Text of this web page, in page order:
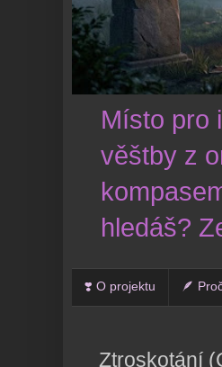
Místo pro
věštby z
hledáš?
❣️ O projektu 🪶
Ztroskotání